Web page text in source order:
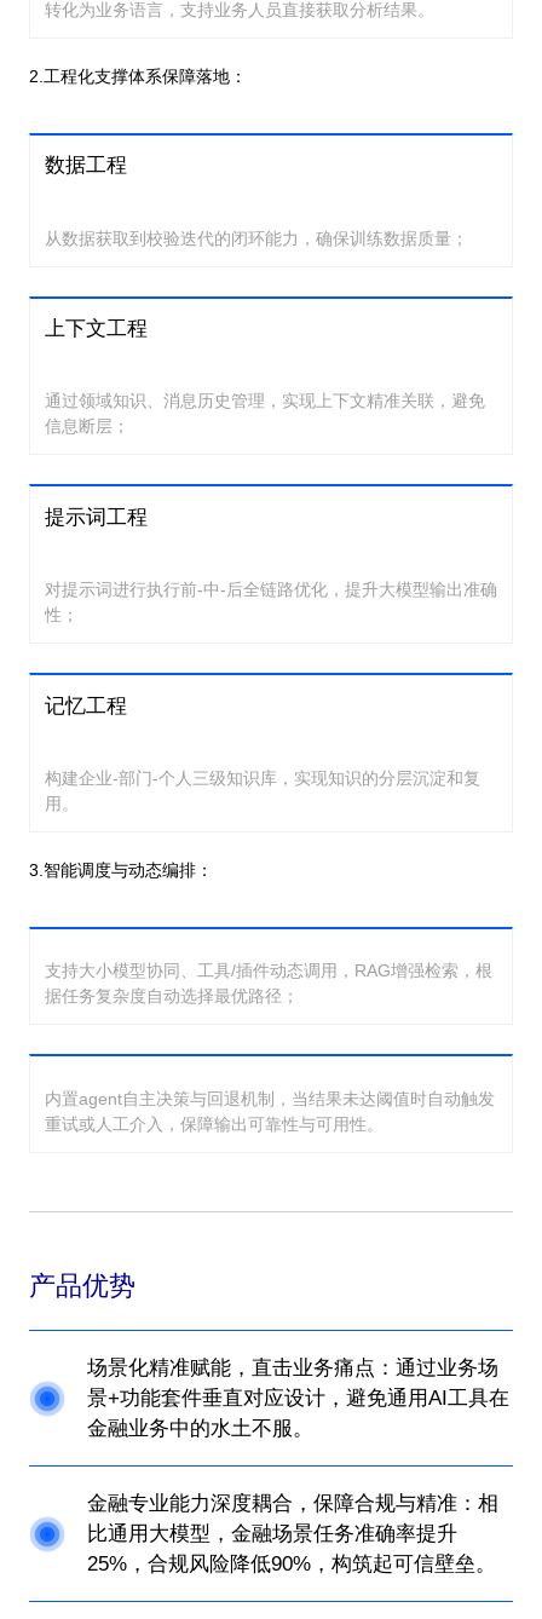
转化为业务语言，支持业务人员直接获取分析结果。
2.工程化支撑体系保障落地：
数据工程
从数据获取到校验迭代的闭环能力，确保训练数据质量；
上下文工程
通过领域知识、消息历史管理，实现上下文精准关联，避免
信息断层；
提示词工程
对提示词进行执行前-中-后全链路优化，提升大模型输出准确
性；
记忆工程
构建企业-部门-个人三级知识库，实现知识的分层沉淀和复
用。
3.智能调度与动态编排：
支持大小模型协同、工具/插件动态调用，RAG增强检索，根
据任务复杂度自动选择最优路径；
内置agent自主决策与回退机制，当结果未达阈值时自动触发
重试或人工介入，保障输出可靠性与可用性。
产品优势
场景化精准赋能，直击业务痛点：通过业务场
景+功能套件垂直对应设计，避免通用AI工具在
金融业务中的水土不服。
金融专业能力深度耦合，保障合规与精准：相
比通用大模型，金融场景任务准确率提升
25%，合规风险降低90%，构筑起可信壁垒。